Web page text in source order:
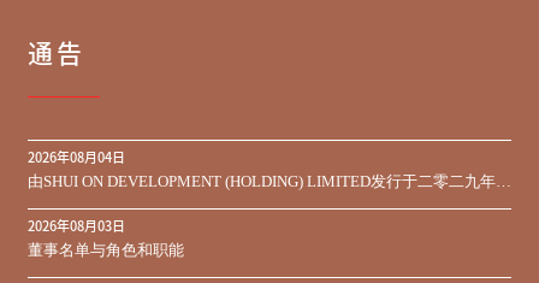
通告
2026年08月04日
由SHUI ON DEVELOPMENT (HOLDING) LIMITED发行于二零二九年到
期之450,000,000美元9.75%优先票据之同意征求于届满期限前收到的
同意结果
2026年08月03日
董事名单与角色和职能